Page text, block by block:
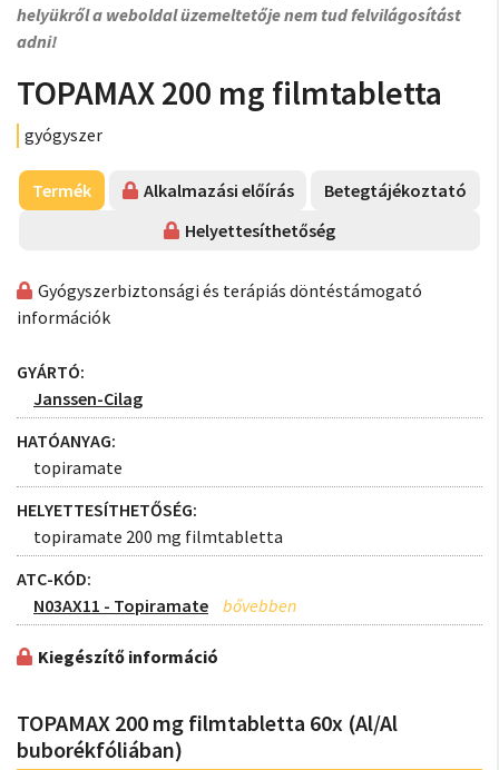
helyükről a weboldal üzemeltetője nem tud felvilágosítást
adni!
TOPAMAX 200 mg filmtabletta
gyógyszer
Termék Alkalmazási előírás
Betegtájékoztató
Helyettesíthetőség
Gyógyszerbiztonsági és terápiás döntéstámogató
információk
GYÁRTÓ:
Janssen-Cilag
HATÓANYAG:
topiramate
HELYETTESÍTHETŐSÉG:
topiramate 200 mg filmtabletta
ATC-KÓD:
N03AX11 - Topiramate
Kiegészítő információ
TOPAMAX 200 mg filmtabletta 60x (Al/Al
buborékfóliában)